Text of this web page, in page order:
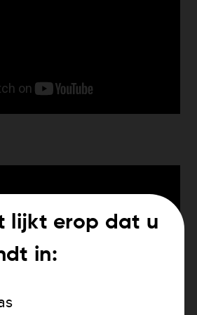
lijkt erop dat u
in: